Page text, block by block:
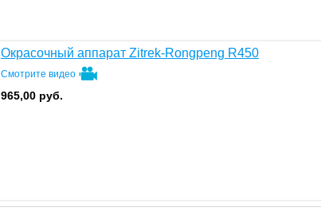
Окрасочный аппарат Zitrek-Rongpeng R450
Смотрите видео
965,00 руб.